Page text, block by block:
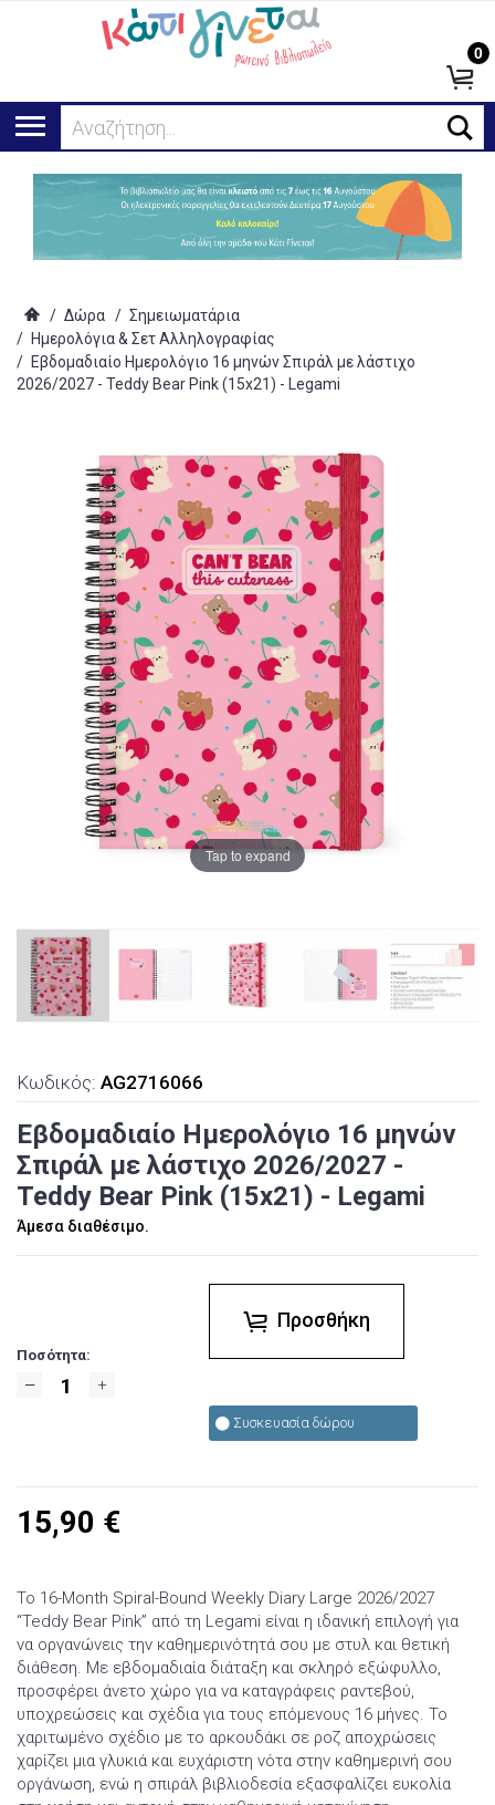
Ψάχ
0
/ Δώρα / Σημειωματάρια
/ Ημερολόγια & Σετ Αλληλογραφίας
/ Εβδομαδιαίο Ημερολόγιο 16 μηνών Σπιράλ με λάστιχο
2026/2027 - Teddy Bear Pink (15x21) - Legami
Tap to expand
Κωδικός: AG2716066
Εβδομαδιαίο Ημερολόγιο 16 μηνών
Σπιράλ με λάστιχο 2026/2027 -
Teddy Bear Pink (15x21) - Legami
Άμεσα διαθέσιμο.
Ποσότητα:
Προσθήκη
Συσκευασία δώρου
15,90 €
Το 16-Month Spiral-Bound Weekly Diary Large 2026/2027
“Teddy Bear Pink” από τη Legami είναι η ιδανική επιλογή για
να οργανώνεις την καθημερινότητά σου με στυλ και θετική
διάθεση. Με εβδομαδιαία διάταξη και σκληρό εξώφυλλο,
προσφέρει άνετο χώρο για να καταγράφεις ραντεβού,
υποχρεώσεις και σχέδια για τους επόμενους 16 μήνες. Το
χαριτωμένο σχέδιο με το αρκουδάκι σε ροζ αποχρώσεις
χαρίζει μια γλυκιά και ευχάριστη νότα στην καθημερινή σου
οργάνωση, ενώ η σπιράλ βιβλιοδεσία εξασφαλίζει ευκολία